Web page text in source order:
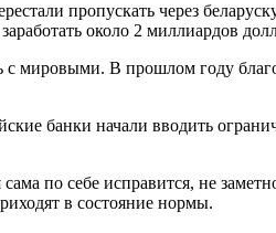
пропускать через
около 2 миллиардов
В прошлом году
банки начали вводить
по себе исправится, не
в состояние нормы.